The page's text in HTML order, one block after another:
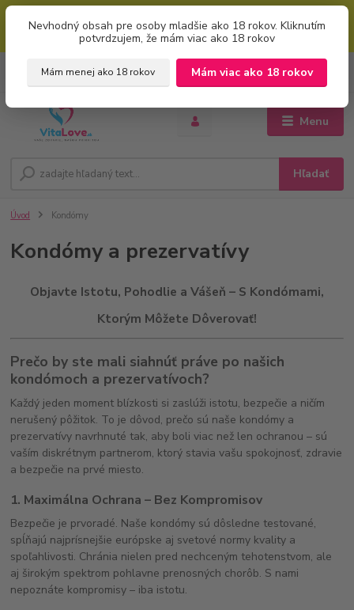
bez úvodzoviek). Zľavový kód zadajte v prvom kroku košíku zaškrtnutím
políčka: "mám zľavový kupón"
Nevhodný obsah pre osoby mladšie ako 18 rokov. Kliknutím
potvrdzujem, že mám viac ako 18 rokov
Mám menej ako 18 rokov Mám viac ako 18 rokov
Menu
Hľadať
+421 951 733 848
(Po-Pia, 8-16 hod.)
za
Úvod Kondómy
Kondómy a prezervatívy
Objavte Istotu, Pohodlie a Vášeň – S Kondómami,
Ktorým Môžete Dôverovať!
Prečo by ste mali siahnúť práve po našich
kondómoch a prezervatívoch?
Každý jeden moment blízkosti si zaslúži istotu, bezpečie a ničím
nerušený pôžitok. To je dôvod, prečo sú naše kondómy a
prezervatívy navrhnuté tak, aby boli viac než len ochranou – sú
vaším diskrétnym partnerom, ktorý stavia vašu spokojnosť, zdravie
a bezpečie na prvé miesto.
1. Maximálna Ochrana – Bez Kompromisov
Bezpečie je prvoradé. Naše kondómy sú dôsledne testované,
spĺňajú najprísnejšie európske aj svetové normy kvality a
spoľahlivosti. Chránia nielen pred nechceným tehotenstvom, ale
aj širokým spektrom pohlavne prenosných chorôb. S nami
nepoznáte kompromisy – iba istotu.